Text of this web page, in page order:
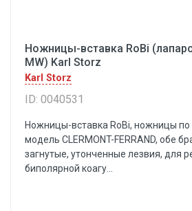
Ножницы-вставка RoBi
MW) Karl Storz
Karl Storz
ID: 0040531
Ножницы-вставка RoBi, ножницы пo
модель CLERMONT-FERRAND, обе
загнутые, утонченные лезвия, для
биполярной коагу...